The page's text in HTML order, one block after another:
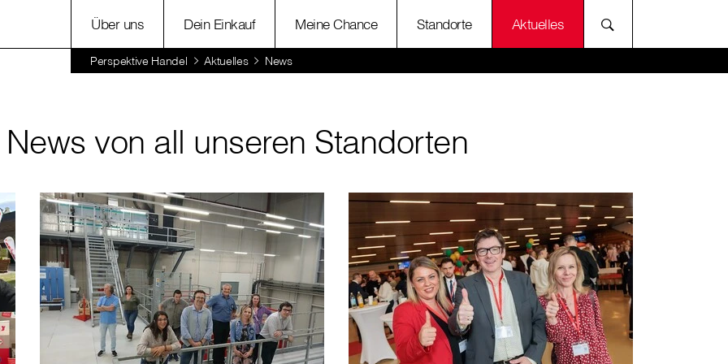
Über uns Dein Einkauf Meine Chance Standorte Aktuelles
Perspektive Handel Aktuelles News
von all unseren Standorten